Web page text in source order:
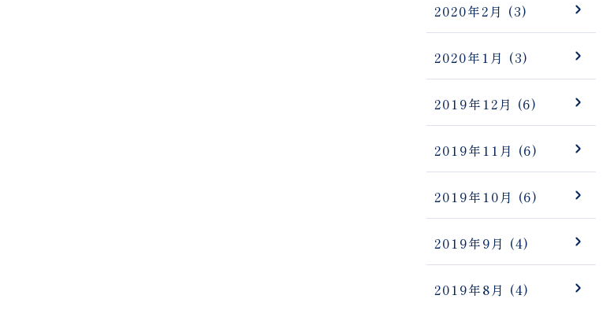
2020年2月 (3)
2020年1月 (3)
2019年12月 (6)
2019年11月 (6)
2019年10月 (6)
2019年9月 (4)
2019年8月 (4)